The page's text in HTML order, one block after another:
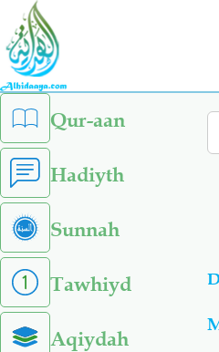
Skip
main
content
left
sidebar
menu
Qur-aan
Hadiyth
Sunnah
Tawhiyd
Aqiydah